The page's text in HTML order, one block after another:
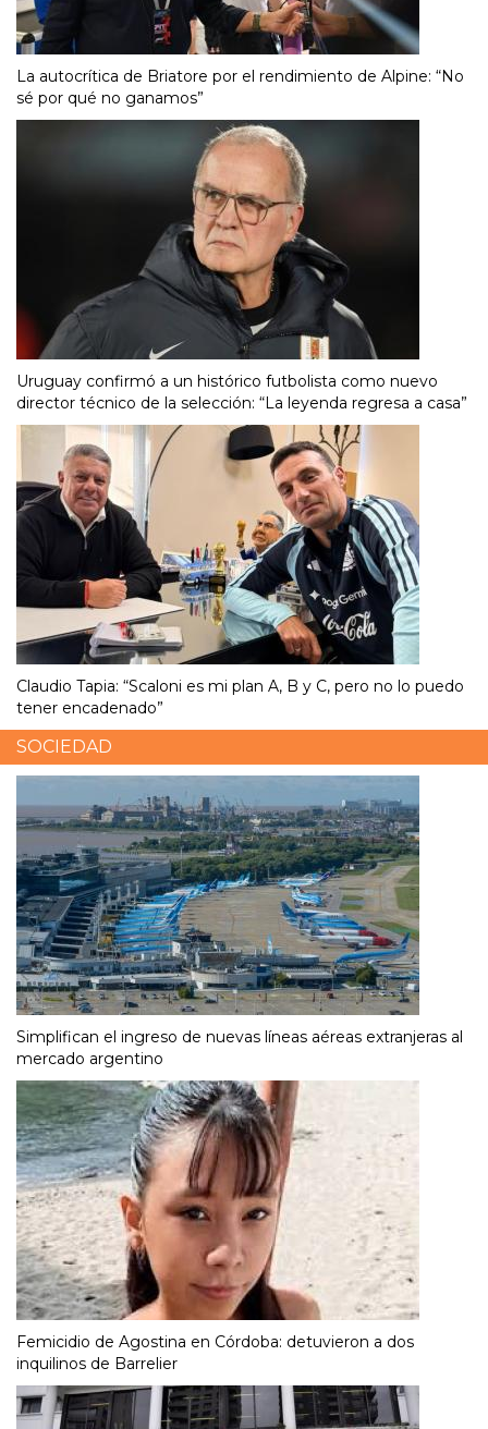
La autocrítica de Briatore por el rendimiento de Alpine: “No
sé por qué no ganamos”
Uruguay confirmó a un histórico futbolista como nuevo
director técnico de la selección: “La leyenda regresa a casa”
Claudio Tapia: “Scaloni es mi plan A, B y C, pero no lo puedo
tener encadenado”
SOCIEDAD
Simplifican el ingreso de nuevas líneas aéreas extranjeras al
mercado argentino
Femicidio de Agostina en Córdoba: detuvieron a dos
inquilinos de Barrelier